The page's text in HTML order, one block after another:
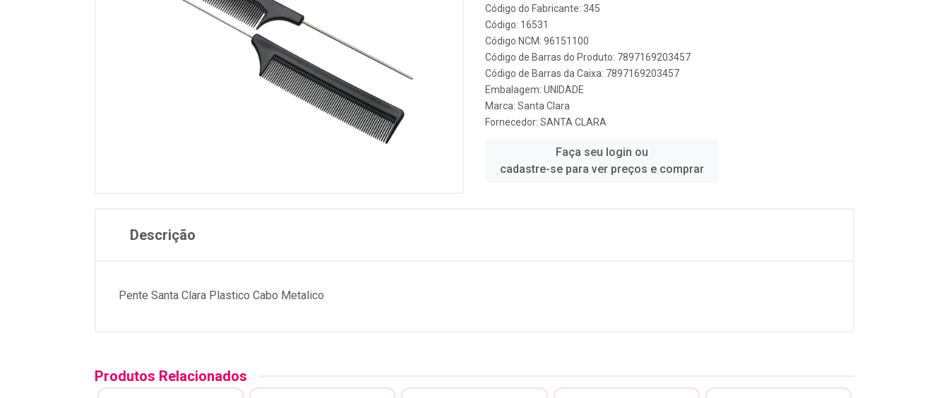
Código do Fabricante: 345
Código: 16531
Código NCM: 96151100
Código de Barras do Produto: 7897169203457
Código de Barras da Caixa: 7897169203457
Embalagem: UNIDADE
Marca: Santa Clara
Fornecedor: SANTA CLARA
Faça seu login ou
cadastre-se para ver preços e comprar
Descrição
Pente Santa Clara Plastico Cabo Metalico
Produtos Relacionados